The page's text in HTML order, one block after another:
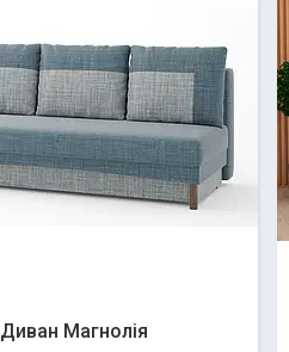
Диван Магнолія